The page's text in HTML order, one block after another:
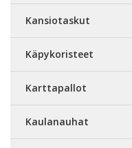
Kansiotaskut
Käpykoristeet
Karttapallot
Kaulanauhat